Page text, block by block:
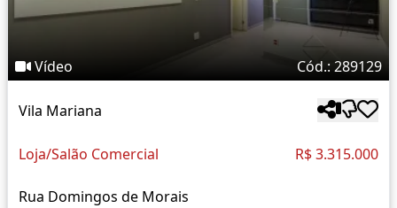
Vídeo Cód.: 289129
Vila Mariana
Loja/Salão Comercial R$ 3.315.000
Rua Domingos de Morais